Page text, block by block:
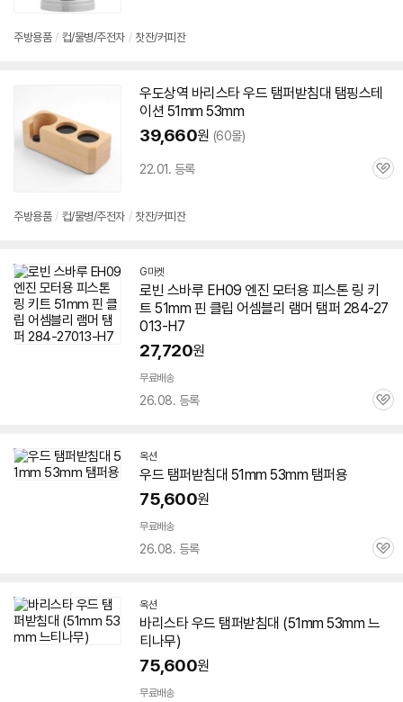
뷰
주방용품 / 컵/물병/주전자 / 찻잔/커피잔
우도상역 바리스타 우드 탬퍼받침대 탬핑스테
이션 51mm 53mm
39,660원 (60몰)
22.01. 등록
관
주방용품 / 컵/물병/주전자 / 찻잔/커피잔
G마켓
로빈 스바루 EH09 엔진 모터용 피스톤 링 키
트 51mm 핀 클립 어셈블리 램머 탬퍼 284-27
013-H7
27,720원
무료배송
26.08. 등록
관
옥션
우드 탬퍼받침대 51mm 53mm 탬퍼용
75,600원
무료배송
26.08. 등록
관
옥션
바리스타 우드 탬퍼받침대 (51mm 53mm 느
티나무)
75,600원
무료배송